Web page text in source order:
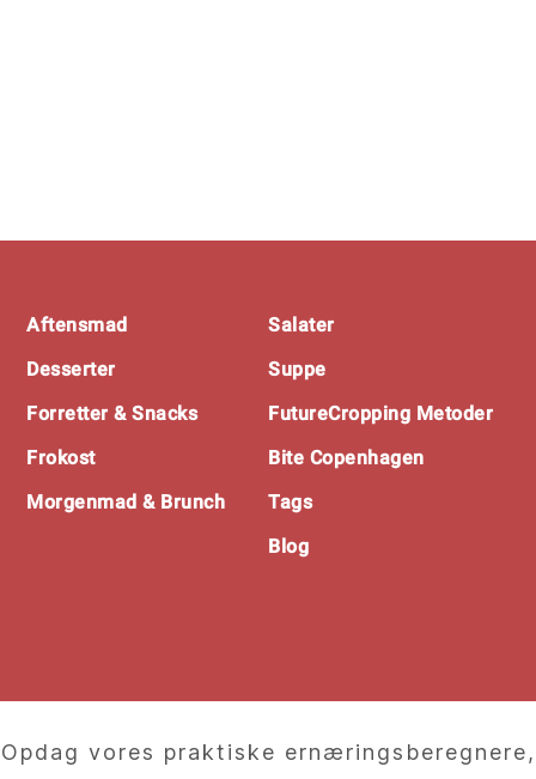
Footer
Aftensmad
Desserter
Forretter & Snacks
Frokost
Morgenmad & Brunch
Salater
Suppe
FutureCropping Metoder
Bite Copenhagen
Tags
Blog
Opdag vores praktiske ernæringsberegnere,